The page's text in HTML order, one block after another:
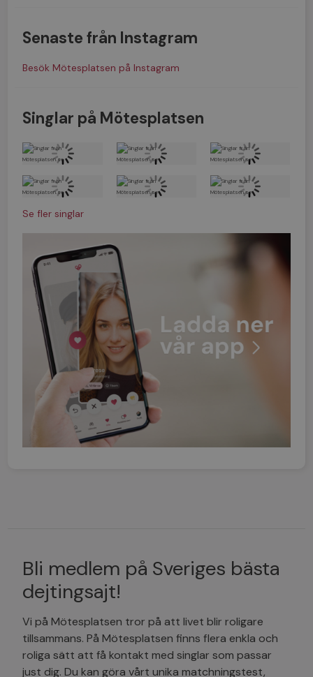
Senaste från Instagram
Besök Mötesplatsen på Instagram
Singlar på Mötesplatsen
Se fler singlar
Bli medlem på Sveriges bästa
dejtingsajt!
Vi på Mötesplatsen tror på att livet blir roligare
tillsammans. På Mötesplatsen finns flera enkla och
roliga sätt att få kontakt med singlar som passar
just dig. Du kan göra vårt unika matchningstest,